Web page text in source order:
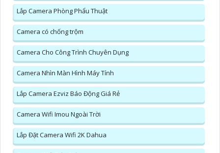
Lắp Camera Phòng Phẩu Thuật
Camera có chống trộm
Camera Cho Công Trình Chuyên Dụng
Camera Nhìn Màn Hình Máy Tính
Lắp Camera Ezviz Báo Động Giá Rẻ
Camera Wifi Imou Ngoài Trời
Lắp Đặt Camera Wifi 2K Dahua